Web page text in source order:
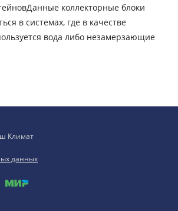
коллекторные блоки
в системах, где в качестве
вода либо незамерзающие
Климат
данных